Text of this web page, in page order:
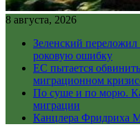
8 августа, 2026
Зеленский
роковую ошибку
ЕС пытается
миграционном
По суше и по морю.
миграции
Канцлера Фридриха